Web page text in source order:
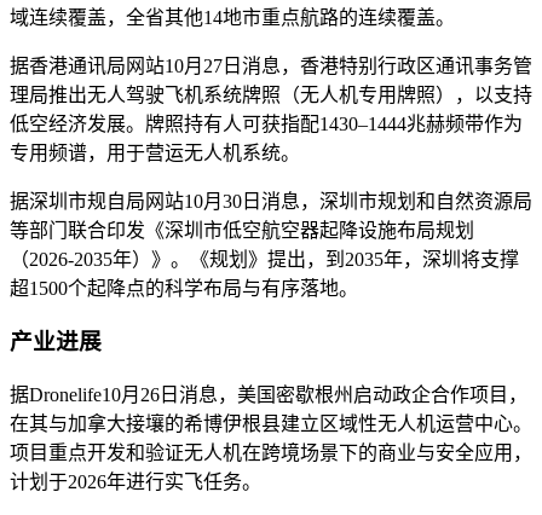
域连续覆盖，全省其他14地市重点航路的连续覆盖。
据香港通讯局网站10月27日消息，香港特别行政区通讯事务管
理局推出无人驾驶飞机系统牌照（无人机专用牌照），以支持
低空经济发展。牌照持有人可获指配1430–1444兆赫频带作为
专用频谱，用于营运无人机系统。
据深圳市规自局网站10月30日消息，深圳市规划和自然资源局
等部门联合印发《深圳市低空航空器起降设施布局规划
（2026-2035年）》。《规划》提出，到2035年，深圳将支撑
超1500个起降点的科学布局与有序落地。
产业进展
据Dronelife10月26日消息，美国密歇根州启动政企合作项目，
在其与加拿大接壤的希博伊根县建立区域性无人机运营中心。
项目重点开发和验证无人机在跨境场景下的商业与安全应用，
计划于2026年进行实飞任务。